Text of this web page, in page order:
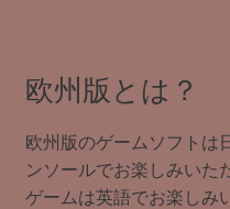
欧州版とは？
欧州版のゲームソフトは
ンソールでお楽しみいた
ゲームは英語でお楽しみ